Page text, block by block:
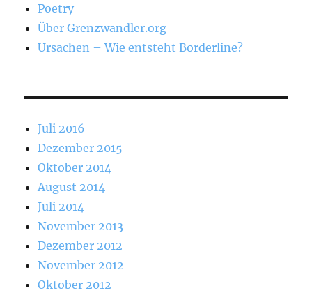
Poetry
Über Grenzwandler.org
Ursachen – Wie entsteht Borderline?
Juli 2016
Dezember 2015
Oktober 2014
August 2014
Juli 2014
November 2013
Dezember 2012
November 2012
Oktober 2012